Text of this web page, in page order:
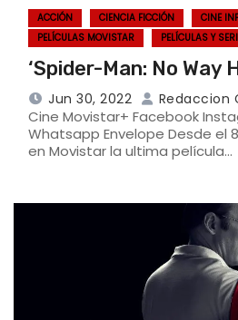
ACCIÓN CIENCIA FICCIÓN CINE
PELÍCULAS MOVISTAR
PELÍCULAS Y
‘Spider-Man: No Way
Jun 30, 2022 Redaccion
Cine Movistar+ Facebook
Whatsapp Envelope Desde el
en Movistar la ultima película…